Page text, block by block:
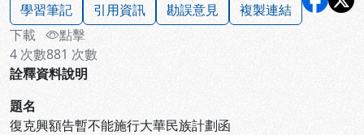
學習筆記 引用資訊 勘誤意見
複製連結
下載
4 次數
點擊
881 次數
詮釋資料說明
題名
復克興額告暫不能施行大華民族計劃函